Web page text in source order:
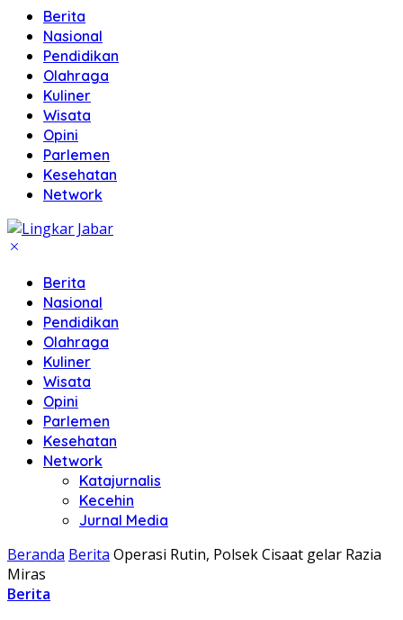
Berita
Nasional
Pendidikan
Olahraga
Kuliner
Wisata
Opini
Parlemen
Kesehatan
Network
Berita
Nasional
Pendidikan
Olahraga
Kuliner
Wisata
Opini
Parlemen
Kesehatan
Network
Katajurnalis
Kecehin
Jurnal Media
Beranda Berita Operasi Rutin, Polsek Cisaat gelar Razia
Miras
Berita